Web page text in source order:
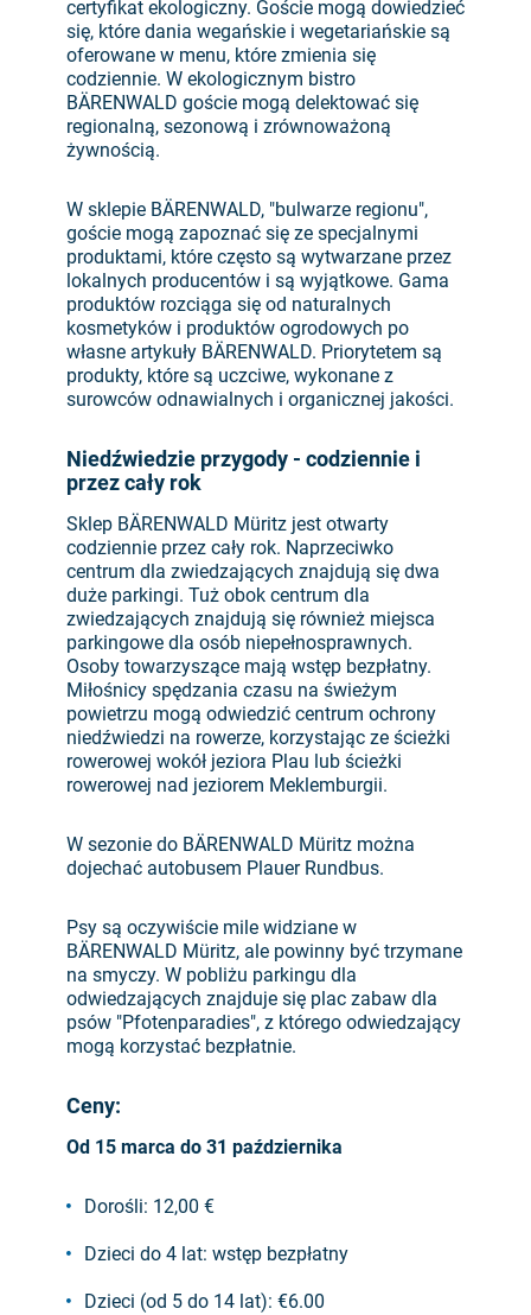
certyfikat ekologiczny. Goście mogą dowiedzieć
się, które dania wegańskie i wegetariańskie są
oferowane w menu, które zmienia się
codziennie. W ekologicznym bistro
BÄRENWALD goście mogą delektować się
regionalną, sezonową i zrównoważoną
żywnością.
W sklepie BÄRENWALD, "bulwarze regionu",
goście mogą zapoznać się ze specjalnymi
produktami, które często są wytwarzane przez
lokalnych producentów i są wyjątkowe. Gama
produktów rozciąga się od naturalnych
kosmetyków i produktów ogrodowych po
własne artykuły BÄRENWALD. Priorytetem są
produkty, które są uczciwe, wykonane z
surowców odnawialnych i organicznej jakości.
Niedźwiedzie przygody - codziennie i
przez cały rok
Sklep BÄRENWALD Müritz jest otwarty
codziennie przez cały rok. Naprzeciwko
centrum dla zwiedzających znajdują się dwa
duże parkingi. Tuż obok centrum dla
zwiedzających znajdują się również miejsca
parkingowe dla osób niepełnosprawnych.
Osoby towarzyszące mają wstęp bezpłatny.
Miłośnicy spędzania czasu na świeżym
powietrzu mogą odwiedzić centrum ochrony
niedźwiedzi na rowerze, korzystając ze ścieżki
rowerowej wokół jeziora Plau lub ścieżki
rowerowej nad jeziorem Meklemburgii.
W sezonie do BÄRENWALD Müritz można
dojechać autobusem Plauer Rundbus.
Psy są oczywiście mile widziane w
BÄRENWALD Müritz, ale powinny być trzymane
na smyczy. W pobliżu parkingu dla
odwiedzających znajduje się plac zabaw dla
psów "Pfotenparadies", z którego odwiedzający
mogą korzystać bezpłatnie.
Ceny:
Od 15 marca do 31 października
Dorośli: 12,00 €
Dzieci do 4 lat: wstęp bezpłatny
Dzieci (od 5 do 14 lat): €6.00